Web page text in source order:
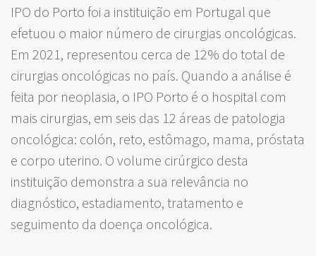
IPO do Porto foi a instituição em Portugal que
efetuou o maior número de cirurgias oncológicas.
Em 2021, representou cerca de 12% do total de
cirurgias oncológicas no país. Quando a análise é
feita por neoplasia, o IPO Porto é o hospital com
mais cirurgias, em seis das 12 áreas de patologia
oncológica: colón, reto, estômago, mama, próstata
e corpo uterino. O volume cirúrgico desta
instituição demonstra a sua relevância no
diagnóstico, estadiamento, tratamento e
seguimento da doença oncológica.